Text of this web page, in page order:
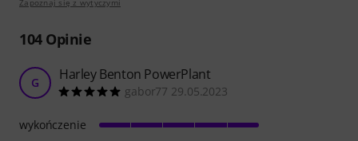
104Opinie
G Harley Benton PowerPlant
gabor77 29.05.2023
wykończenie